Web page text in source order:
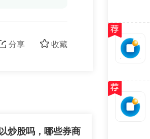
收藏
分享
炒股吗，哪些券商